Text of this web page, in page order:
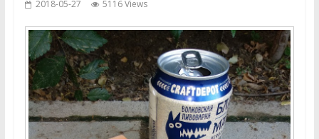
2018-05-27 5116 Views